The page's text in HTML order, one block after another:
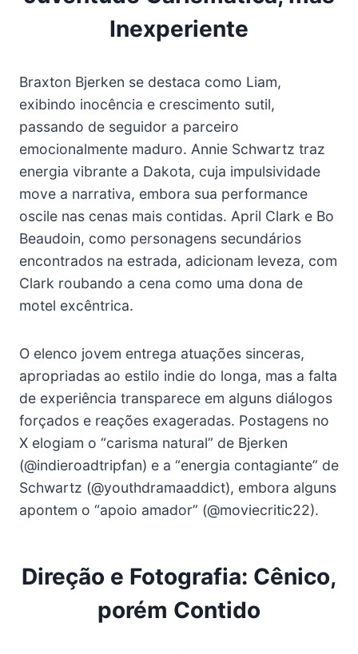
Inexperiente
Braxton Bjerken se destaca como Liam,
exibindo inocência e crescimento sutil,
passando de seguidor a parceiro
emocionalmente maduro. Annie Schwartz traz
energia vibrante a Dakota, cuja impulsividade
move a narrativa, embora sua performance
oscile nas cenas mais contidas. April Clark e Bo
Beaudoin, como personagens secundários
encontrados na estrada, adicionam leveza, com
Clark roubando a cena como uma dona de
motel excêntrica.
O elenco jovem entrega atuações sinceras,
apropriadas ao estilo indie do longa, mas a falta
de experiência transparece em alguns diálogos
forçados e reações exageradas. Postagens no
X elogiam o “carisma natural” de Bjerken
(@indieroadtripfan) e a “energia contagiante” de
Schwartz (@youthdramaaddict), embora alguns
apontem o “apoio amador” (@moviecritic22).
Direção e Fotografia: Cênico,
porém Contido